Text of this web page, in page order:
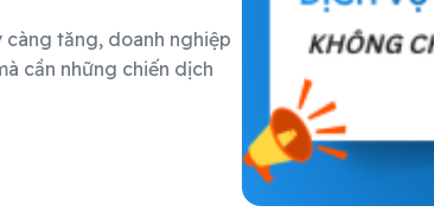
tăng, doanh nghiệp
cần những chiến dịch